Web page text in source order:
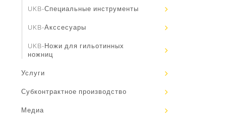
UKB-Специальные инструменты
UKB-Акссесуары
UKB-Ножи для гильотинных
ножниц
Услуги
Субконтрактное производство
Медиа